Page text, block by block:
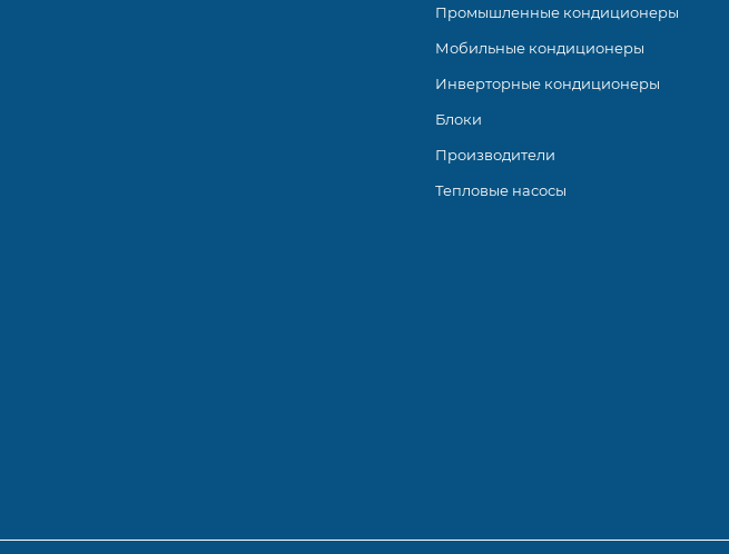
Промышленные кондиционеры
Мобильные кондиционеры
Инверторные кондиционеры
Блоки
Производители
Тепловые насосы